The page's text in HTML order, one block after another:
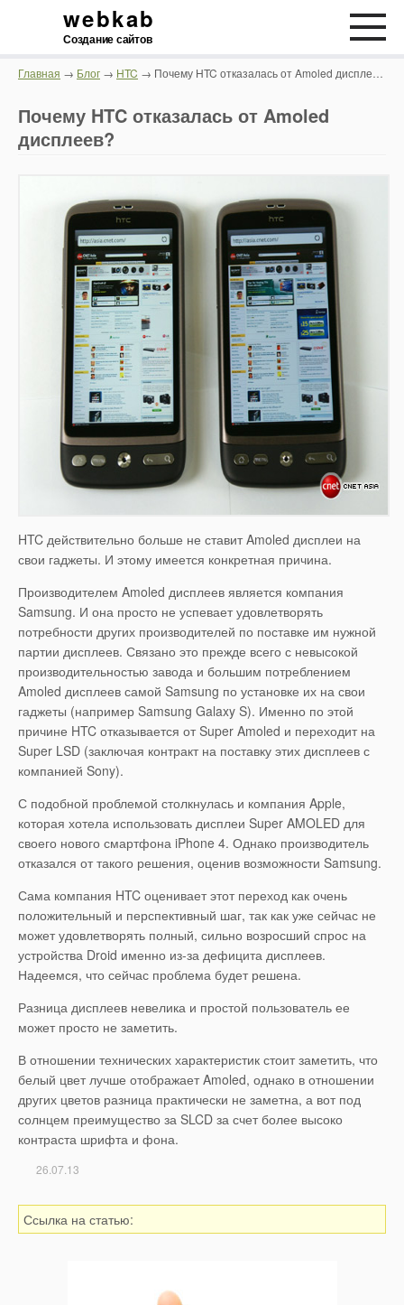
webkab
Создание сайтов
Почему HTC отказалась от Amoled
дисплеев?
HTC действительно больше не ставит Amoled дисплеи на
свои гаджеты. И этому имеется конкретная причина.
Производителем Amoled дисплеев является компания
Samsung. И она просто не успевает удовлетворять
потребности других производителей по поставке им нужной
партии дисплеев. Связано это прежде всего с невысокой
производительностью завода и большим потреблением
Amoled дисплеев самой Samsung по установке их на свои
гаджеты (например Samsung Galaxy S). Именно по этой
причине HTC отказывается от Super Amoled и переходит на
Super LSD (заключая контракт на поставку этих дисплеев с
компанией Sony).
С подобной проблемой столкнулась и компания Apple,
которая хотела использовать дисплеи Super AMOLED для
своего нового смартфона iPhone 4. Однако производитель
отказался от такого решения, оценив возможности Samsung.
Сама компания HTC оценивает этот переход как очень
положительный и перспективный шаг, так как уже сейчас не
может удовлетворять полный, сильно возросший спрос на
устройства Droid именно из-за дефицита дисплеев.
Надеемся, что сейчас проблема будет решена.
Разница дисплеев невелика и простой пользователь ее
может просто не заметить.
В отношении технических характеристик стоит заметить, что
белый цвет лучше отображает Amoled, однако в отношении
других цветов разница практически не заметна, а вот под
солнцем преимущество за SLCD за счет более высоко
контраста шрифта и фона.
26.07.13
Ссылка на статью:
Главная → Блог → HTC → Почему HTC отказалась от Amoled дисплеев?